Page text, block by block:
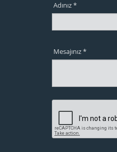
Adınız *
Mesajınız *